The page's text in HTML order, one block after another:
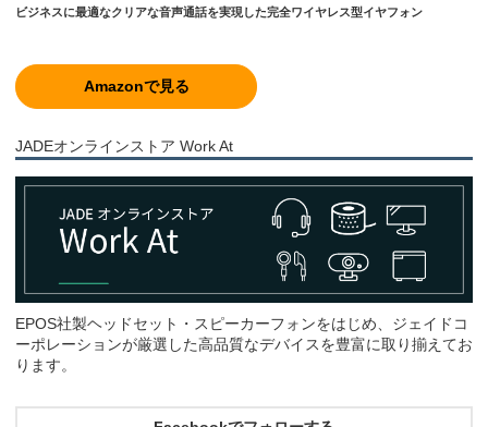
ビジネスに最適なクリアな音声通話を実現した完全ワイヤレス型イヤフォン
Amazonで見る
JADEオンラインストア Work At
EPOS社製ヘッドセット・スピーカーフォンをはじめ、ジェイドコ
ーポレーションが厳選した高品質なデバイスを豊富に取り揃えてお
ります。